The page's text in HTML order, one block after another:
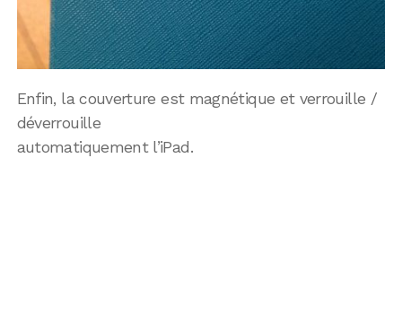
Enfin, la couverture est magnétique et verrouille /
déverrouille
automatiquement l’iPad.